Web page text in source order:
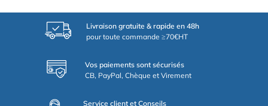
Livraison gratuite & rapide en 48h
pour toute commande ≥70€HT
Vos paiements sont sécurisés
CB, PayPal, Chèque et Virement
Service client et Conseils